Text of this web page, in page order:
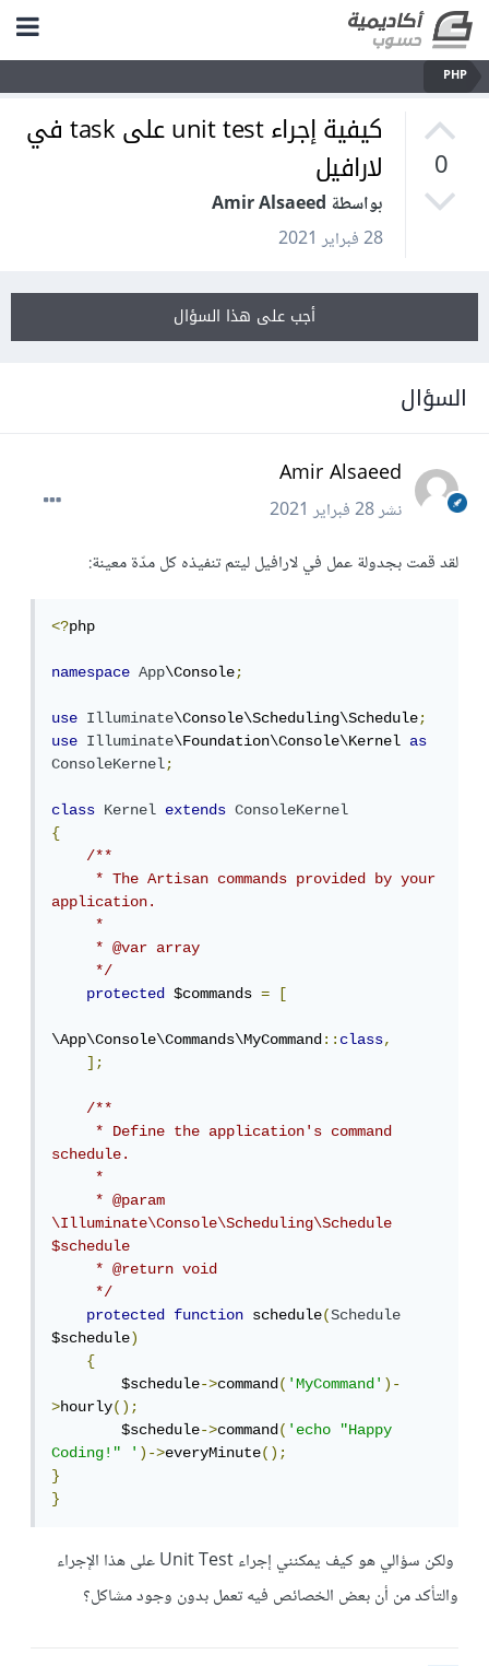
PHP
0
كيفية إجراء unit test على task في
لارافيل
بواسطة Amir Alsaeed
28 فبراير 2021
أجب على هذا السؤال
السؤال
Amir Alsaeed
نشر28 فبراير 2021
لقد قمت بجدولة عمل في لارافيل ليتم تنفيذه كل مدّة معينة:
<?php
namespace App\Console;
use Illuminate\Console\Scheduling\Schedule;
use
Illuminate\Foundation\Console\Kernel as
ConsoleKernel;
class Kernel extends
ConsoleKernel
{
/**
     * The Artisan commands provided by your
application.
     *
     * @var array
     */
protected $commands = [
\App\Console\Commands\MyCommand::class,
];
/**
     * Define the application's command
schedule.
     *
     * @param
\Illuminate\Console\Scheduling\Schedule
$schedule
     * @return void
     */
protected
function schedule(Schedule
$schedule)
{
        $schedule
->command('MyCommand')-
>hourly();
        $schedule
->command('echo "Happy
Coding!" ')->everyMinute();
}
}
ولكن سؤالي هو كيف يمكنني إجراء Unit Test على هذا الإجراء
والتأكد من أن بعض الخصائص فيه تعمل بدون وجود مشاكل؟